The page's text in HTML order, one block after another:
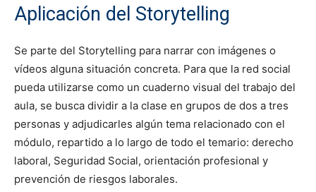
Aplicación del Storytelling
Se parte del Storytelling para narrar con imágenes o
vídeos alguna situación concreta. Para que la red social
pueda utilizarse como un cuaderno visual del trabajo del
aula, se busca dividir a la clase en grupos de dos a tres
personas y adjudicarles algún tema relacionado con el
módulo, repartido a lo largo de todo el temario: derecho
laboral, Seguridad Social, orientación profesional y
prevención de riesgos laborales.